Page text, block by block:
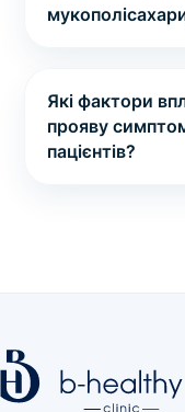
Які фактори
прояву
пацієнтів?